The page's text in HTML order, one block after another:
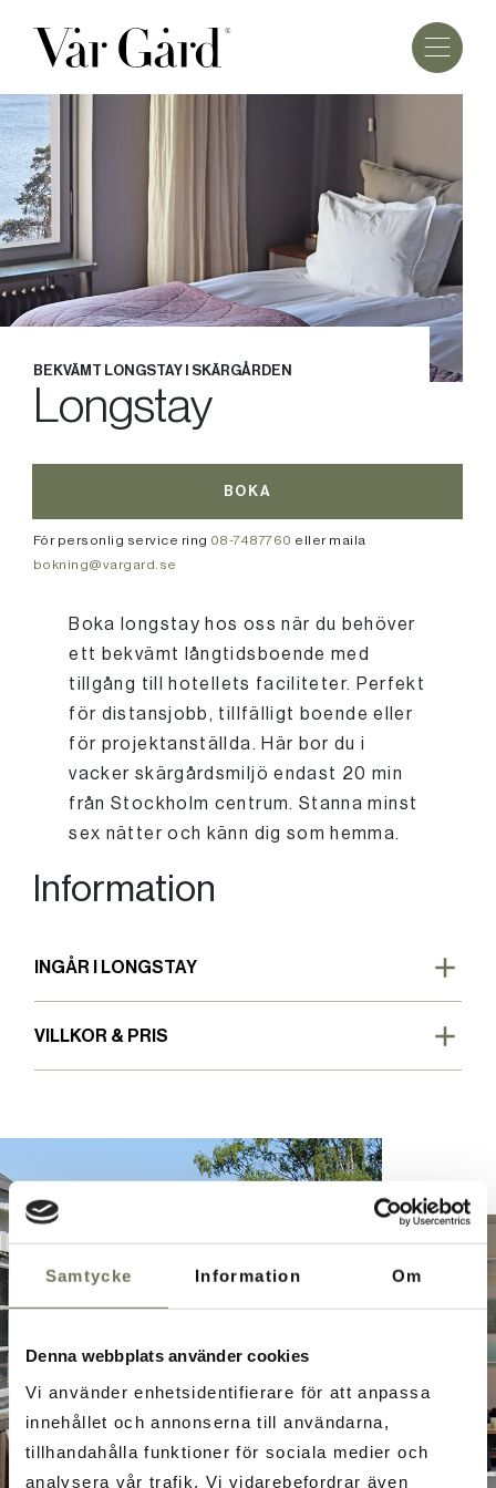
Samtycke Information Om
Denna webbplats använder cookies
Vi använder enhetsidentifierare för att anpassa
innehållet och annonserna till användarna,
tillhandahålla funktioner för sociala medier och
analysera vår trafik. Vi vidarebefordrar även
BEKVÄMT LONGSTAY I SKÄRGÅRDEN
Longstay
BOKA
För personlig service ring 08-7487760 eller maila
bokning@vargard.se
Boka longstay hos oss när du behöver
ett bekvämt långtidsboende med
tillgång till hotellets faciliteter. Perfekt
för distansjobb, tillfälligt boende eller
för projektanställda. Här bor du i
vacker skärgårdsmiljö endast 20 min
från Stockholm centrum. Stanna minst
sex nätter och känn dig som hemma.
Information
INGÅR I LONGSTAY
VILLKOR & PRIS